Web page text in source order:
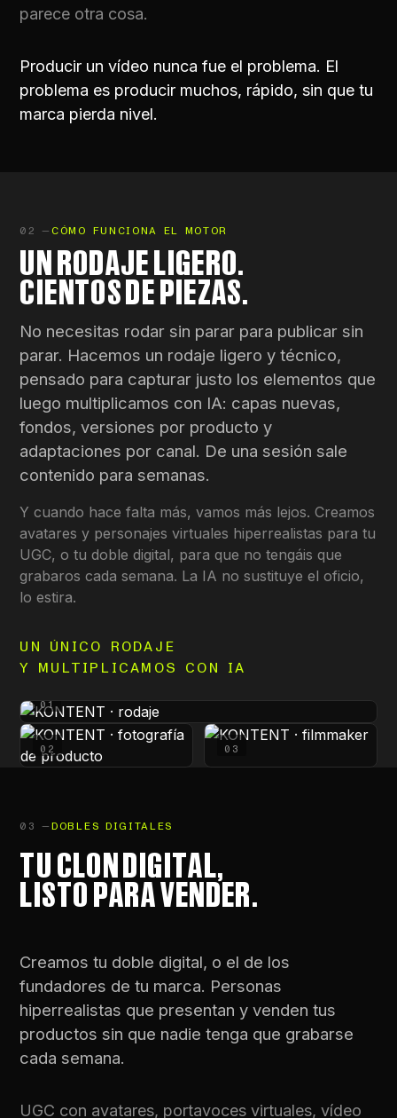
parece otra cosa.
Producir un vídeo nunca fue el problema. El
problema es producir muchos, rápido, sin que tu
marca pierda nivel.
02 —CÓMO FUNCIONA EL MOTOR
UN RODAJE LIGERO.
CIENTOS DE PIEZAS.
No necesitas rodar sin parar para publicar sin
parar. Hacemos un rodaje ligero y técnico,
pensado para capturar justo los elementos que
luego multiplicamos con IA: capas nuevas,
fondos, versiones por producto y
adaptaciones por canal. De una sesión sale
contenido para semanas.
Y cuando hace falta más, vamos más lejos. Creamos
avatares y personajes virtuales hiperrealistas para tu
UGC, o tu doble digital, para que no tengáis que
grabaros cada semana. La IA no sustituye el oficio,
lo estira.
UN ÚNICO RODAJE
Y MULTIPLICAMOS CON IA
01
02
03
03 —DOBLES DIGITALES
TU CLON DIGITAL,
LISTO PARA VENDER.
Creamos tu doble digital, o el de los
fundadores de tu marca. Personas
hiperrealistas que presentan y venden tus
productos sin que nadie tenga que grabarse
cada semana.
UGC con avatares, portavoces virtuales, vídeo